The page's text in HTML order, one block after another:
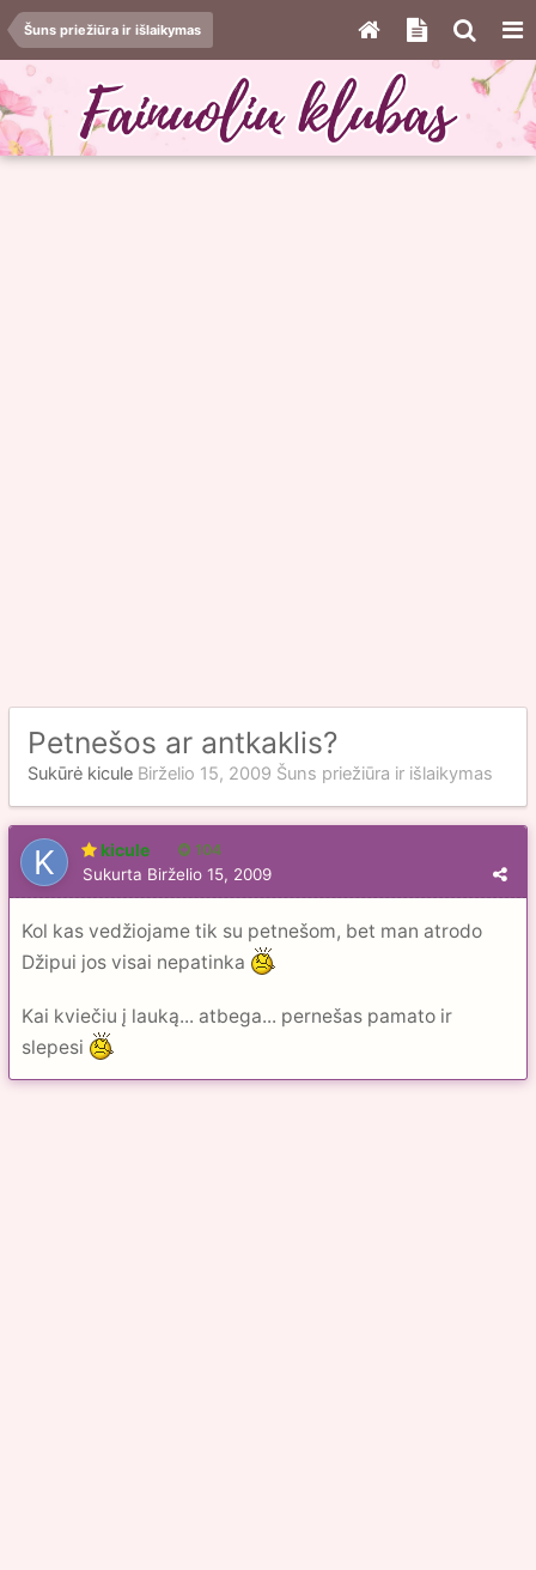
Šuns priežiūra ir išlaikymas
Petnešos ar antkaklis?
Sukūrė kicule Birželio 15, 2009 Šuns priežiūra ir išlaikymas
kicule 104
Sukurta Birželio 15, 2009
Kol kas vedžiojame tik su petnešom, bet man atrodo
Džipui jos visai nepatinka
Kai kviečiu į lauką... atbega... pernešas pamato ir
slepesi